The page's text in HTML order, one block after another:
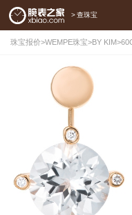
> 查珠宝
珠宝报价>WEMPE珠宝>BY KIM>